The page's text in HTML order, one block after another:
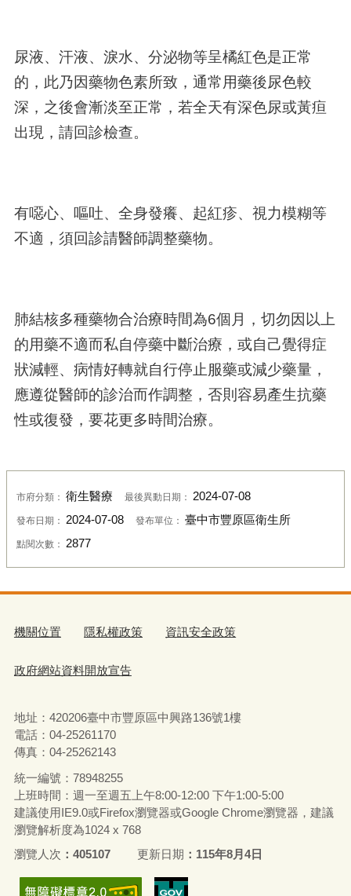
尿液、汗液、淚水、分泌物等呈橘紅色是正常
的，此乃因藥物色素所致，通常用藥後尿色較
深，之後會漸淡至正常，若全天有深色尿或黃疸
出現，請回診檢查。
有噁心、嘔吐、全身發癢、起紅疹、視力模糊等
不適，須回診請醫師調整藥物。
肺結核多種藥物合治療時間為6個月，切勿因以上
的用藥不適而私自停藥中斷治療，或自己覺得症
狀減輕、病情好轉就自行停止服藥或減少藥量，
應遵從醫師的診治而作調整，否則容易產生抗藥
性或復發，要花更多時間治療。
市府分類： 衛生醫療 最後異動日期： 2024-07-08
發布日期： 2024-07-08 發布單位： 臺中市豐原區衛生所
點閱次數： 2877
機關位置 隱私權政策 資訊安全政策
政府網站資料開放宣告
地址：420206臺中市豐原區中興路136號1樓
電話：04-25261170
傳真：04-25262143
統一編號：78948255
上班時間：週一至週五上午8:00-12:00 下午1:00-5:00
建議使用IE9.0或Firefox瀏覽器或Google Chrome瀏覽器，建議
瀏覽解析度為1024 x 768
瀏覽人次
405107 更新日期 115年8月4日